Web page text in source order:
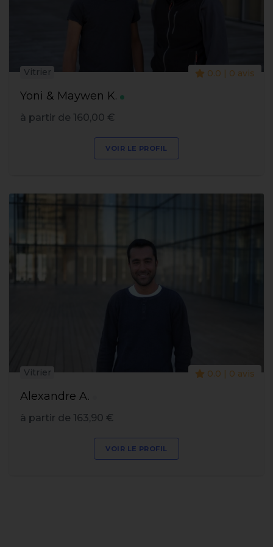
Yoni & Maywen K.
Vitrier 0.0 | 0 avis
à partir de 160,00 €
VOIR LE PROFIL
Alexandre A.
Vitrier 0.0 | 0 avis
à partir de 163,90 €
VOIR LE PROFIL